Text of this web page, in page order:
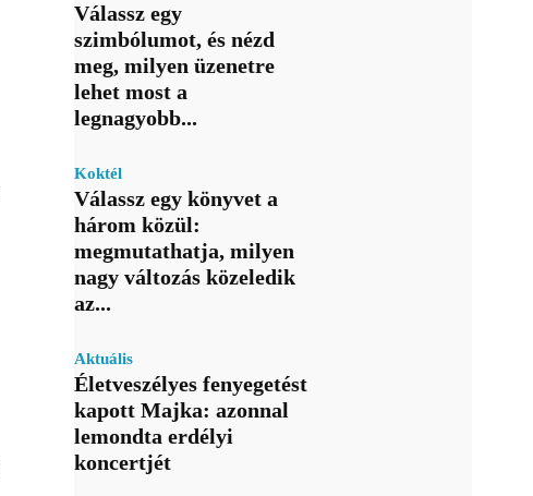
Válassz egy
szimbólumot, és nézd
meg, milyen üzenetre
lehet most a
legnagyobb...
Koktél
Válassz egy könyvet a
három közül:
megmutathatja, milyen
nagy változás közeledik
az...
Aktuális
Életveszélyes fenyegetést
kapott Majka: azonnal
lemondta erdélyi
koncertjét